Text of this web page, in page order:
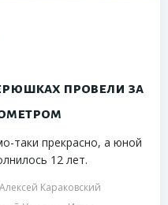
провели за
таки прекрасно, а юной
12 лет.
Алексей Караковский